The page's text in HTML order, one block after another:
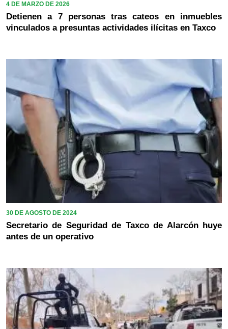
4 DE MARZO DE 2026
Detienen a 7 personas tras cateos en inmuebles
vinculados a presuntas actividades ilícitas en Taxco
30 DE AGOSTO DE 2024
Secretario de Seguridad de Taxco de Alarcón huye
antes de un operativo